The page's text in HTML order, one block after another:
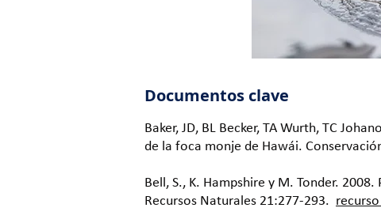
Documentos clave
Baker, JD, BL Becker, TA Wurth, TC
de la foca monje de Hawái.
Bell, S., K. Hampshire y M. Tonder.
Recursos Naturales 21:277-293.